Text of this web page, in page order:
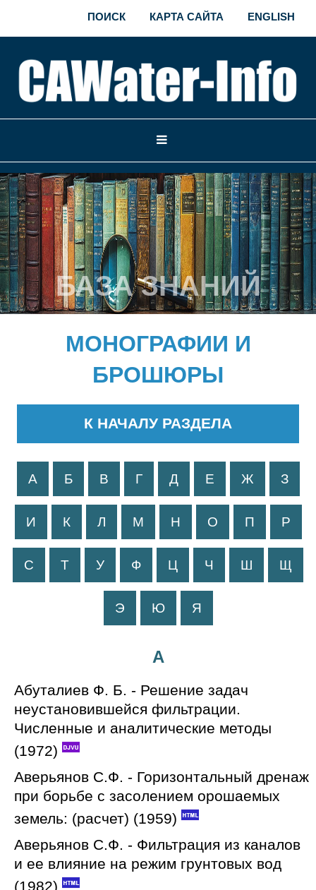
ПОИСК КАРТА САЙТА ENGLISH
БАЗА ЗНАНИЙ
МОНОГРАФИИ И
БРОШЮРЫ
К НАЧАЛУ РАЗДЕЛА
А Б В Г Д Е Ж З
И К Л М Н О П Р
С Т У Ф Ц Ч Ш Щ
Э Ю Я
А
Абуталиев Ф. Б. - Решение задач
неустановившейся фильтрации.
Численные и аналитические методы
(1972)
Аверьянов С.Ф. - Горизонтальный дренаж
при борьбе с засолением орошаемых
земель: (расчет) (1959)
Аверьянов С.Ф. - Фильтрация из каналов
и ее влияние на режим грунтовых вод
(1982)